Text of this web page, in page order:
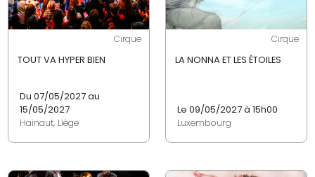
Cirque
TOUT VA HYPER BIEN
Du 07/05/2027 au
15/05/2027
Hainaut, Liège
Cirque
LA NONNA ET LES ÉTOILES
Le 09/05/2027 à 15h00
Luxembourg